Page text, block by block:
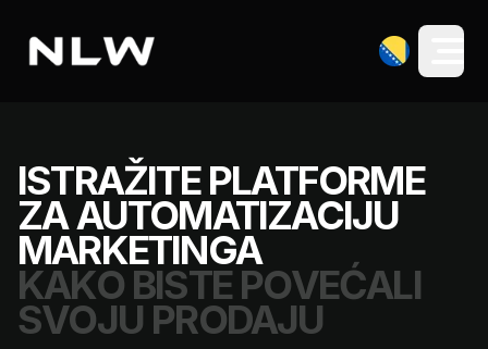
ISTRAŽITE PLATFORME
ZA AUTOMATIZACIJU
MARKETINGA
KAKO BISTE POVEĆALI
SVOJU PRODAJU